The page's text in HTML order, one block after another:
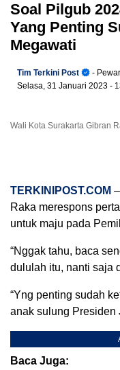
Soal Pilgub
Yang Penting
Megawati
Tim Terkini Post
-
Selasa, 31 Januari 2023 -
Wali Kota Surakarta Gibran
TERKINIPOST.COM
Raka merespons
untuk maju pada
“Nggak tahu, baca
dululah itu, nanti saja
“Yng penting sudah
anak sulung Presiden
Baca Juga: